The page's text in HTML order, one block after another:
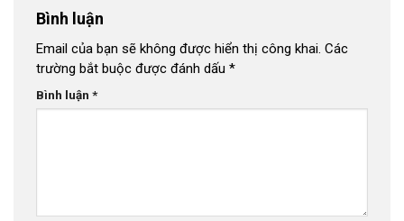
Bình luận
Email của bạn sẽ không được hiển thị công khai. Các
trường bắt buộc được đánh dấu *
Bình luận *